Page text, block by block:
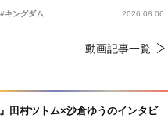
の“キングダムキャンプ”開催
#キングダム 2026.08.06
動画記事一覧
田村ツトム×沙倉ゆうのインタビ